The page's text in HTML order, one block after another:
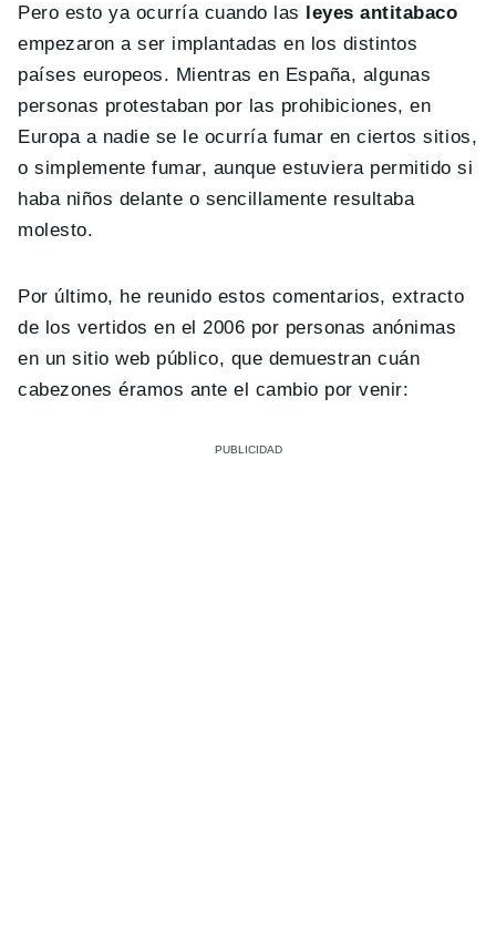
Pero esto ya ocurría cuando las leyes antitabaco
empezaron a ser implantadas en los distintos
países europeos. Mientras en España, algunas
personas protestaban por las prohibiciones, en
Europa a nadie se le ocurría fumar en ciertos sitios,
o simplemente fumar, aunque estuviera permitido si
haba niños delante o sencillamente resultaba
molesto.
Por último, he reunido estos comentarios, extracto
de los vertidos en el 2006 por personas anónimas
en un sitio web público, que demuestran cuán
cabezones éramos ante el cambio por venir: